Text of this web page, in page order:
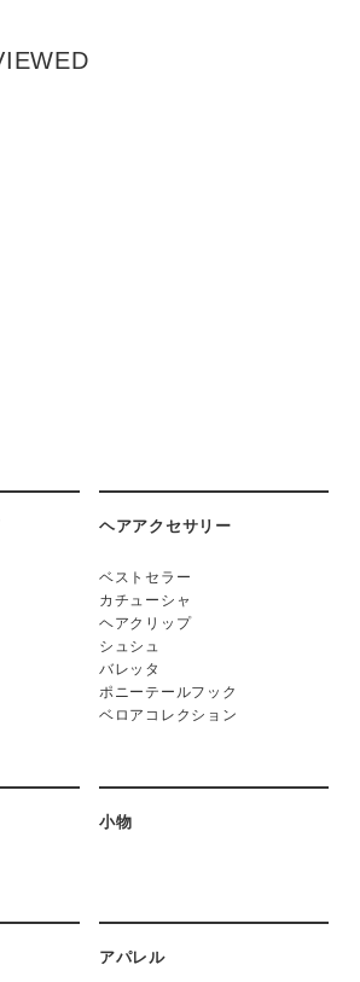
ヘアアクセサリー
ベストセラー
カチューシャ
ヘアクリップ
シュシュ
バレッタ
ポニーテールフック
ベロアコレクション
小物
アパレル